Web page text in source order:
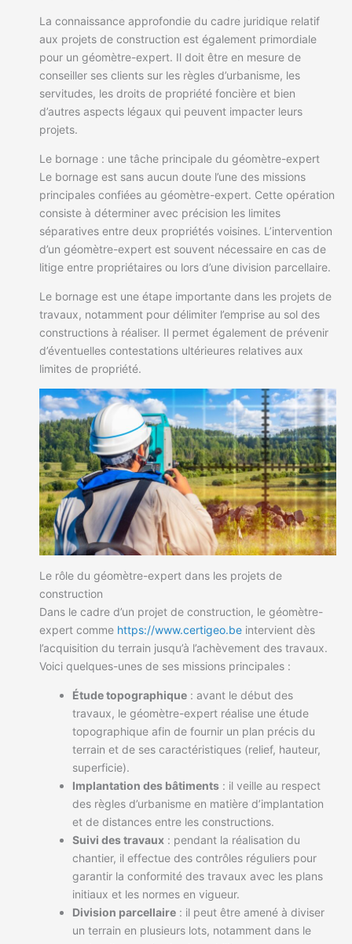
La connaissance approfondie du cadre juridique relatif
aux projets de construction est également primordiale
pour un géomètre-expert. Il doit être en mesure de
conseiller ses clients sur les règles d’urbanisme, les
servitudes, les droits de propriété foncière et bien
d’autres aspects légaux qui peuvent impacter leurs
projets.
Le bornage : une tâche principale du géomètre-expert
Le bornage est sans aucun doute l’une des missions
principales confiées au géomètre-expert. Cette opération
consiste à déterminer avec précision les limites
séparatives entre deux propriétés voisines. L’intervention
d’un géomètre-expert est souvent nécessaire en cas de
litige entre propriétaires ou lors d’une division parcellaire.
Le bornage est une étape importante dans les projets de
travaux, notamment pour délimiter l’emprise au sol des
constructions à réaliser. Il permet également de prévenir
d’éventuelles contestations ultérieures relatives aux
limites de propriété.
Le rôle du géomètre-expert dans les projets de
construction
Dans le cadre d’un projet de construction, le géomètre-
expert comme https://www.certigeo.be intervient dès
l’acquisition du terrain jusqu’à l’achèvement des travaux.
Voici quelques-unes de ses missions principales :
Étude topographique : avant le début des
travaux, le géomètre-expert réalise une étude
topographique afin de fournir un plan précis du
terrain et de ses caractéristiques (relief, hauteur,
superficie).
Implantation des bâtiments : il veille au respect
des règles d’urbanisme en matière d’implantation
et de distances entre les constructions.
Suivi des travaux : pendant la réalisation du
chantier, il effectue des contrôles réguliers pour
garantir la conformité des travaux avec les plans
initiaux et les normes en vigueur.
Division parcellaire : il peut être amené à diviser
un terrain en plusieurs lots, notamment dans le